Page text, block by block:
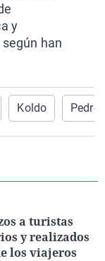
y
según han
Koldo Pedro
a turistas
y realizados
los viajeros